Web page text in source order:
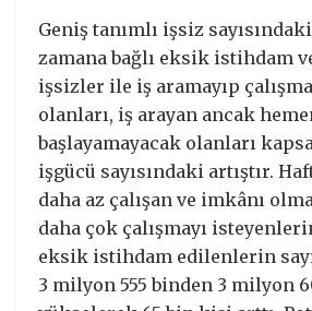
Geniş tanımlı işsiz
zamana bağlı eksik istihdam
işsizler ile iş aramayıp
olanları, iş arayan ancak
başlayamayacak olanları
işgücü sayısındaki artıştır.
daha az çalışan ve imkânı
daha çok çalışmayı
eksik istihdam edilenlerin
3 milyon 555 binden 3 milyon